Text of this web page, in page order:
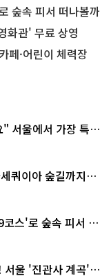
숲속 피서 떠나볼까
화관' 무료 상영
페·어린이 체력장
서울에서 가장 특별
쿼이아 숲길까지…
스'로 숲속 피서 떠
서울 '진관사 계곡'이